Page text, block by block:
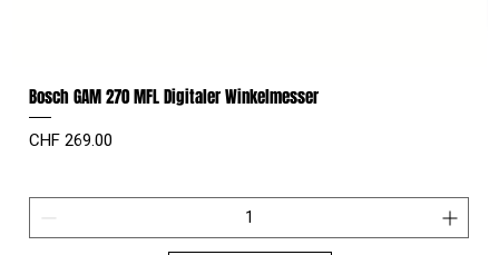
Bosch GAM 270 MFL Digitaler Winkelmesser
Preis
CHF 269.00